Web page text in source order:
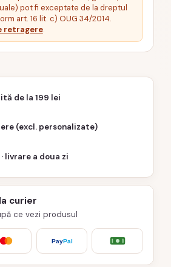
pot fi exceptate de la dreptul
art. 16 lit. c) OUG 34/2014.
retragere.
de la 199 lei
(excl. personalizate)
livrare a doua zi
curier
ce vezi produsul
PayPal